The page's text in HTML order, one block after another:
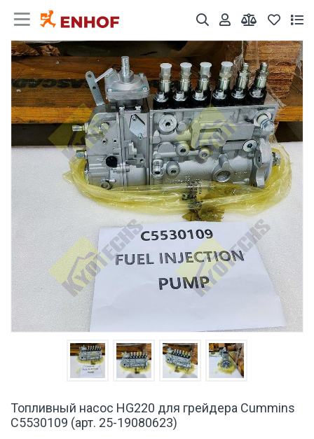
Топливный насос HG220 для грейдера Cummins
C5530109 (арт. 25-19080623)